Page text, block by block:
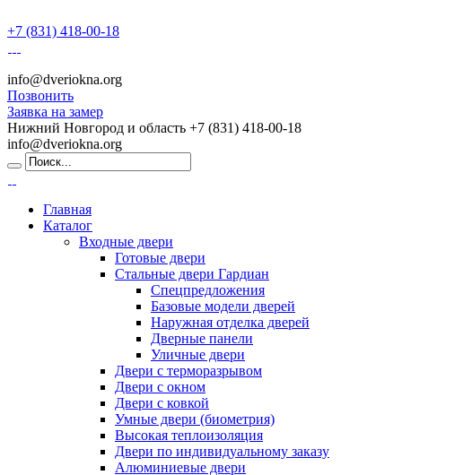
+7 (831) 418-00-18
info@dveriokna.org
Позвонить
Заявка на замер
Нижний Новгород и область +7 (831) 418-00-18
info@dveriokna.org
Главная
Каталог
Входные двери
Готовые двери
Стальные двери Гардиан
Спецпредложения
Базовые модели дверей
Наружная отделка дверей
Дверные панели
Уличные двери
Двери с терморазрывом
Двери с окном
Двери с ковкой
Умные двери (биометрия)
Высокая теплоизоляция
Двери по индивидуальному заказу
Алюминиевые двери